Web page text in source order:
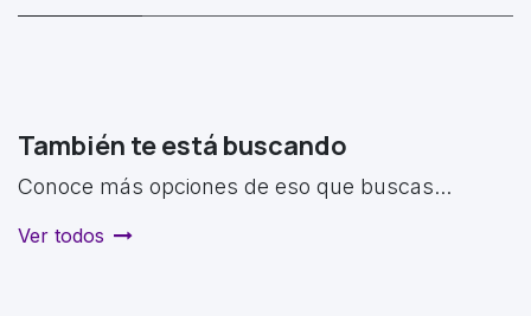
También te está buscando
Conoce más opciones de eso que buscas...
Ver todos